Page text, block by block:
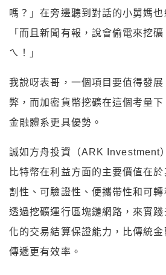
嗎？」在旁邊聽到對話的小舅媽也
「而且新聞有報，說會偷電來挖
ㄟ！」
我說呀表哥，一個項目要值得發
弊，而加密貨幣挖礦在這個考量
金融體系更具優勢。
誠如方舟投資（ARK Investment
比特幣在利益方面的主要價值在
割性、可驗證性、便攜帶性和可
透過挖礦運行區塊鏈網路，來實
化的交易結算保證能力，比傳統
傳遞更有效率。